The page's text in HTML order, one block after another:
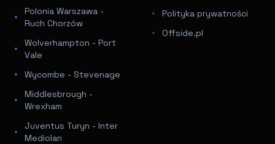
Polonia Warszawa -
Ruch Chorzów
Wolverhampton - Port
Vale
Wycombe - Stevenage
Middlesbrough -
Wrexham
Juventus Turyn - Inter
Mediolan
Polityka prywatności
Offside.pl